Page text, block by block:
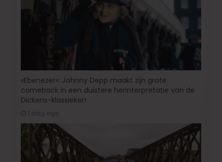
«Ebenezer»: Johnny Depp maakt zijn grote
comeback in een duistere herinterpretatie van de
Dickens-klassieker!
1 dag ago